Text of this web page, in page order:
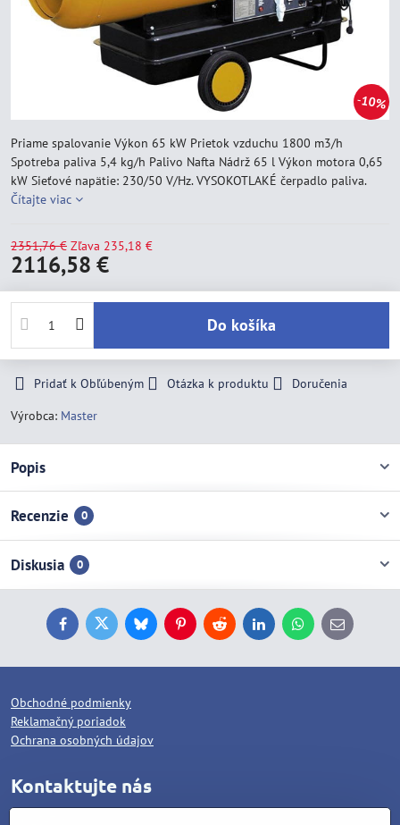
10%
Priame spalovanie Výkon 65 kW Prietok vzduchu 1800 m3/h
Spotreba paliva 5,4 kg/h Palivo Nafta Nádrž 65 l Výkon motora 0,65
kW Sieťové napätie: 230/50 V/Hz. VYSOKOTLAKÉ čerpadlo paliva.
Čítajte viac
2351,76 € Zľava 235,18 €
2116,58 €
Do košíka
Pridať k Obľúbeným Otázka k produktu
Doručenia
Výrobca: Master
Popis
Recenzie 0
Diskusia 0
FacebookTwitterBlueskyPinterestReddit LinkedInWhatsApp
E-
mail
Obchodné podmienky
Reklamačný poriadok
Ochrana osobných údajov
Kontaktujte nás